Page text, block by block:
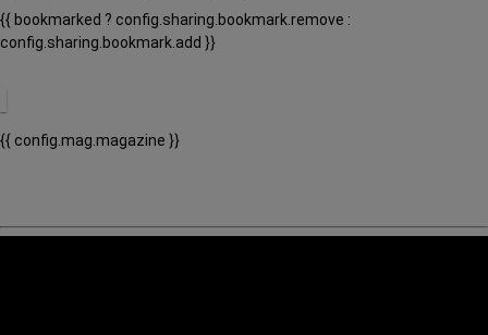
{{ bookmarked ? config.sharing.bookmark.remove :
config.sharing.bookmark.add }}
{{ config.mag.magazine }}